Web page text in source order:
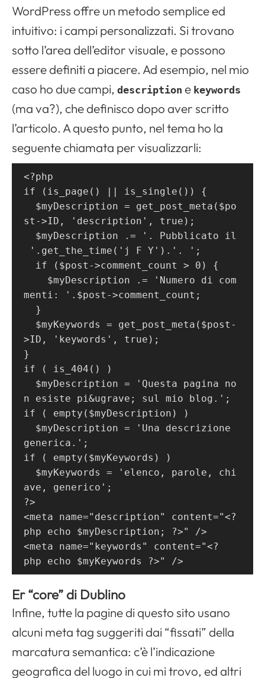
WordPress offre un metodo semplice ed
intuitivo: i campi personalizzati. Si trovano
sotto l’area dell’editor visuale, e possono
essere definiti a piacere. Ad esempio, nel mio
caso ho due campi, description e keywords
(ma va?), che definisco dopo aver scritto
l’articolo. A questo punto, nel tema ho la
seguente chiamata per visualizzarli:
<?php
if (is_page() || is_single()) {
$myDescription = get_post_meta($po
st->ID, 'description', true);
$myDescription .= '. Pubblicato il
'.get_the_time('j F Y').'. ';
if ($post->comment_count > 0) {
$myDescription .= 'Numero di com
menti: '.$post->comment_count;
}
$myKeywords = get_post_meta($post-
>ID, 'keywords', true);
}
if ( is_404() )
$myDescription = 'Questa pagina no
n esiste pi&ugrave; sul mio blog.';
if ( empty($myDescription) )
$myDescription = 'Una descrizione
generica.';
if ( empty($myKeywords) )
$myKeywords = 'elenco, parole, chi
ave, generico';
?>
<meta name="description" content="<?
php echo $myDescription; ?>" />
<meta name="keywords" content="<?
php echo $myKeywords ?>" />
Er “core” di Dublino
Infine, tutte la pagine di questo sito usano
alcuni meta tag suggeriti dai “fissati” della
marcatura semantica: c’è l’indicazione
geografica del luogo in cui mi trovo, ed altri
Apri il menu di navigazione